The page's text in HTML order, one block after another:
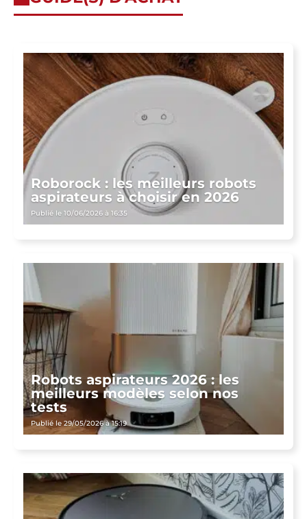
Roborock : les meilleurs robots
aspirateurs à choisir en 2026
Publié le 10/06/2026 à 16:35
Robots aspirateurs 2026 : les
meilleurs modèles selon nos
tests
Publié le 29/05/2026 à 15:19